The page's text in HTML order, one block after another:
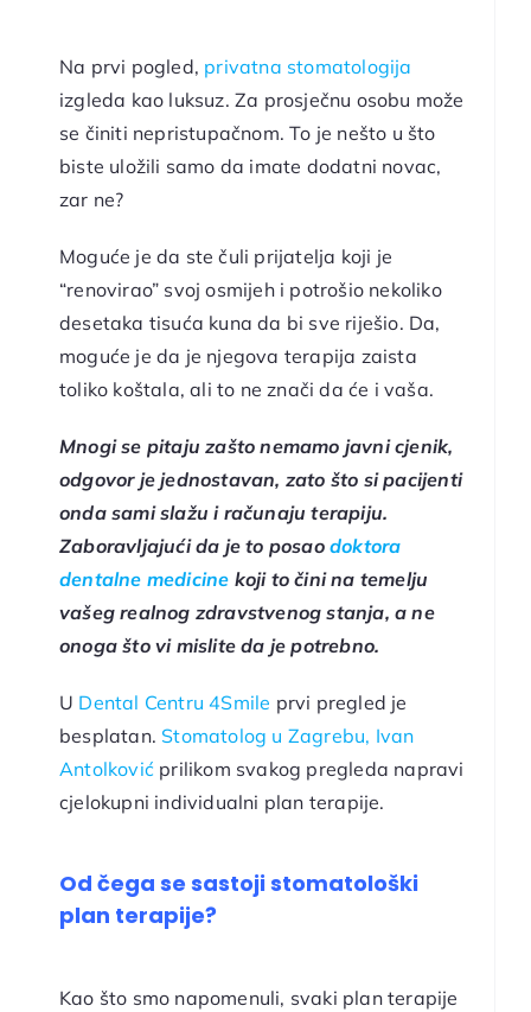
Na prvi pogled, privatna stomatologija
izgleda kao luksuz. Za prosječnu osobu može
se činiti nepristupačnom. To je nešto u što
biste uložili samo da imate dodatni novac,
zar ne?
Moguće je da ste čuli prijatelja koji je
“renovirao” svoj osmijeh i potrošio nekoliko
desetaka tisuća kuna da bi sve riješio. Da,
moguće je da je njegova terapija zaista
toliko koštala, ali to ne znači da će i vaša.
Mnogi se pitaju zašto nemamo javni cjenik,
odgovor je jednostavan, zato što si pacijenti
onda sami slažu i računaju terapiju.
Zaboravljajući da je to posao doktora
dentalne medicine koji to čini na temelju
vašeg realnog zdravstvenog stanja, a ne
onoga što vi mislite da je potrebno.
U Dental Centru 4Smile prvi pregled je
besplatan. Stomatolog u Zagrebu, Ivan
Antolković prilikom svakog pregleda napravi
cjelokupni individualni plan terapije.
Od čega se sastoji stomatološki
plan terapije?
Kao što smo napomenuli, svaki plan terapije